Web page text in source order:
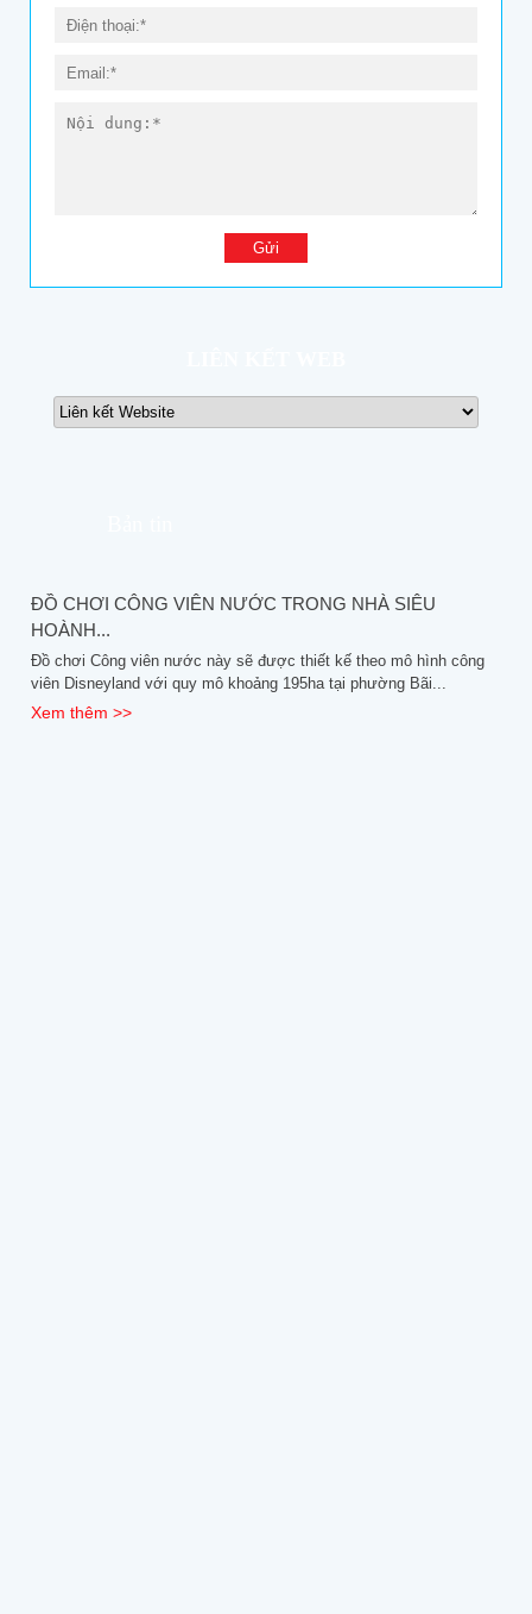
ĐỒ CHƠI CÔNG VIÊN NƯỚC TRONG NHÀ SIÊU
HOÀNH...
Đồ chơi Công viên nước này sẽ được thiết kế theo mô hình công
viên Disneyland với quy mô khoảng 195ha tại phường Bãi...
Xem thêm >>